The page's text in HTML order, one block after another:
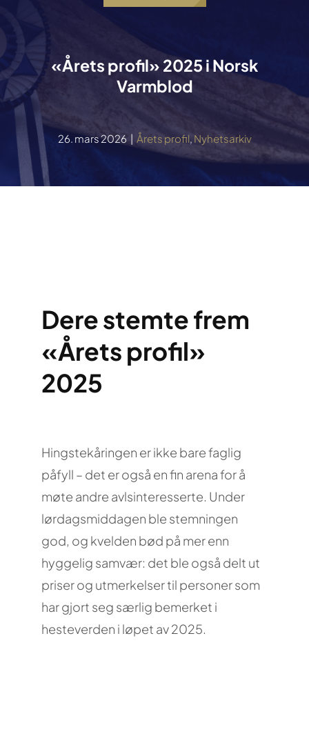
«Årets profil» 2025 i Norsk
Varmblod
26. mars 2026 | Årets profil Nyhetsarkiv
Dere stemte frem
«Årets profil»
2025
Hingstekåringen er ikke bare faglig
påfyll – det er også en fin arena for å
møte andre avlsinteresserte. Under
lørdagsmiddagen ble stemningen
god, og kvelden bød på mer enn
hyggelig samvær: det ble også delt ut
priser og utmerkelser til personer som
har gjort seg særlig bemerket i
hesteverden i løpet av 2025.